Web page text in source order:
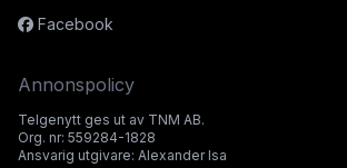
Facebook
Annonspolicy
Telgenytt ges ut av TNM AB.
Org. nr: 559284-1828
Ansvarig utgivare: Alexander Isa